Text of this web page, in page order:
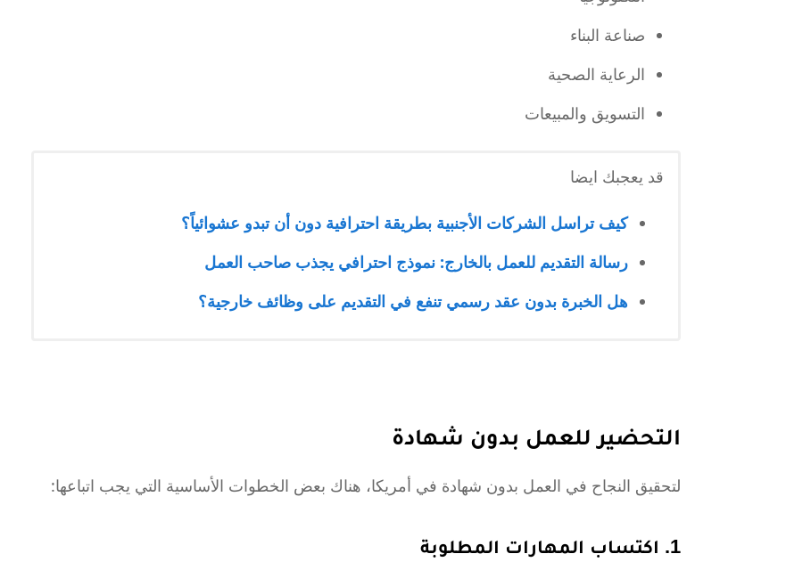
صناعة البناء
الرعاية الصحية
التسويق والمبيعات
قد يعجبك ايضا
كيف تراسل الشركات الأجنبية بطريقة احترافية دون أن تبدو عشوائياً؟
رسالة التقديم للعمل بالخارج: نموذج احترافي يجذب صاحب العمل
هل الخبرة بدون عقد رسمي تنفع في التقديم على وظائف خارجية؟
التحضير للعمل بدون شهادة
لتحقيق النجاح في العمل بدون شهادة في أمريكا، هناك بعض الخطوات الأساسية التي يجب اتباعها:
1. اكتساب المهارات المطلوبة